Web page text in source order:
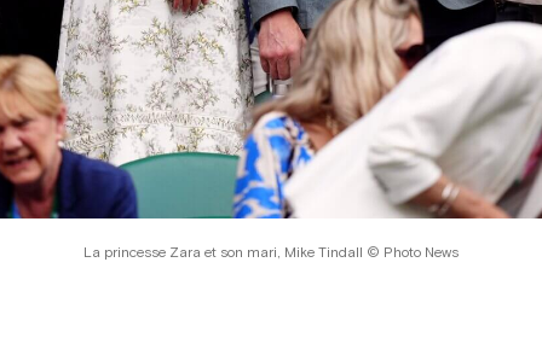
La princesse Zara et son mari, Mike Tindall © Photo News